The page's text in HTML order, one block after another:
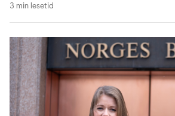
3 min lesetid